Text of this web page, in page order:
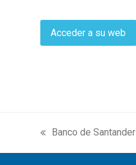
Acceder a su web
previous
post:
Banco de Santander